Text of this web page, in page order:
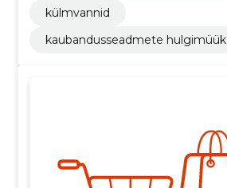
külmvannid
kaubandusseadmete hulgimüük